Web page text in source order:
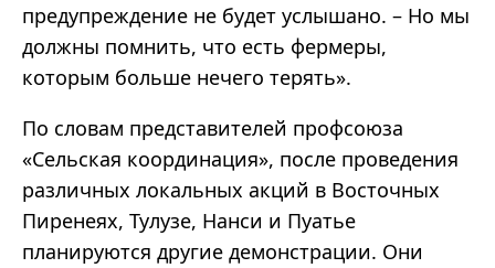
предупреждение не будет услышано. – Но мы
должны помнить, что есть фермеры,
которым больше нечего терять».
По словам представителей профсоюза
«Сельская координация», после проведения
различных локальных акций в Восточных
Пиренеях, Тулузе, Нанси и Пуатье
планируются другие демонстрации. Они